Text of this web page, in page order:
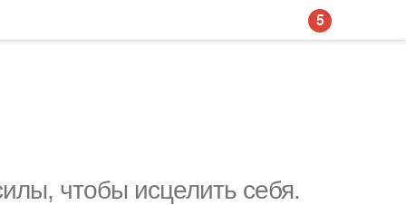
чтобы исцелить себя.
5